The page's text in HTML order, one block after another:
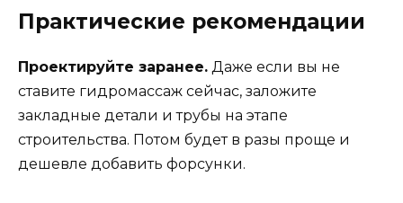
Практические рекомендации
Проектируйте заранее. Даже если вы не
ставите гидромассаж сейчас, заложите
закладные детали и трубы на этапе
строительства. Потом будет в разы проще и
дешевле добавить форсунки.